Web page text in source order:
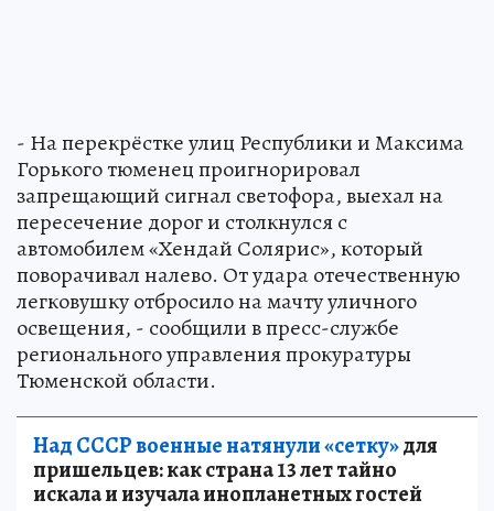
- На перекрёстке улиц Республики и Максима
Горького тюменец проигнорировал
запрещающий сигнал светофора, выехал на
пересечение дорог и столкнулся с
автомобилем «Хендай Солярис», который
поворачивал налево. От удара отечественную
легковушку отбросило на мачту уличного
освещения, - сообщили в пресс-службе
регионального управления прокуратуры
Тюменской области.
Над СССР военные натянули «сетку»для
пришельцев: как страна 13 лет тайно
искала и изучала инопланетных гостей